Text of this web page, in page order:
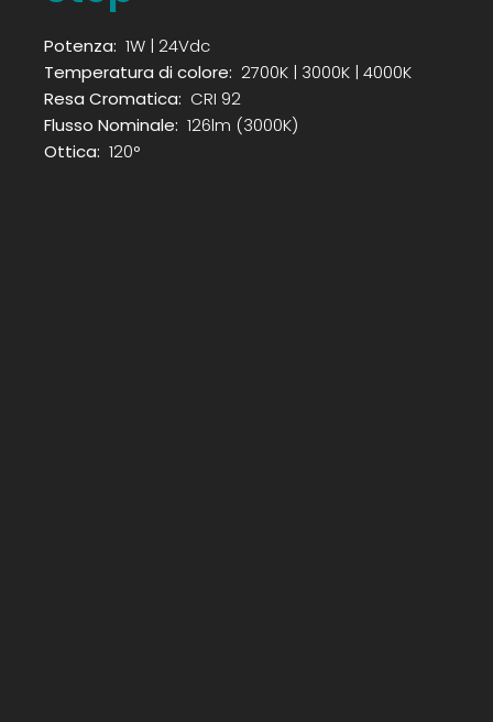
Potenza: 1W | 24Vdc
Temperatura di colore: 2700K | 3000K | 4000K
Resa Cromatica: CRI 92
Flusso Nominale: 126lm (3000K)
Ottica: 120°